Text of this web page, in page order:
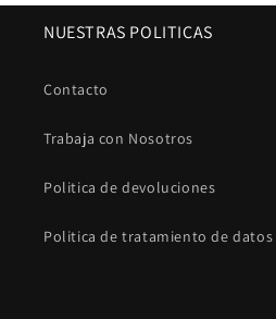
NUESTRAS POLITICAS
Contacto
Trabaja con Nosotros
Politica de devoluciones
Politica de tratamiento de datos